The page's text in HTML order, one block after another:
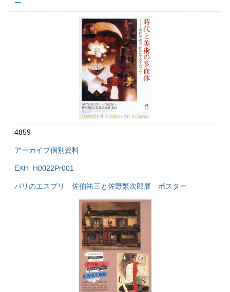
ー
4859
アーカイブ個別資料
EXH_H0022Pr001
パリのエスプリ 佐伯祐三と佐野繁次郎展 ポスター